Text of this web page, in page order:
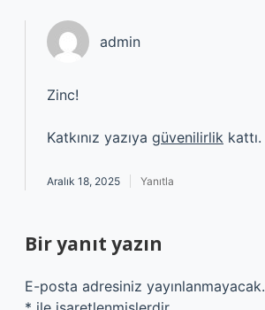
admin
Zinc!
Katkınız yazıya güvenilirlik kattı.
Aralık 18, 2025 Yanıtla
Bir yanıt yazın
E-posta adresiniz yayınlanmayacak.